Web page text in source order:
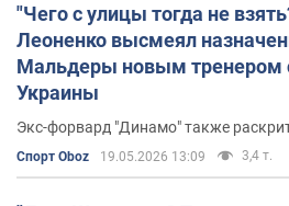
"Чего с улицы тогда не
Леоненко высмеял
Мальдеры новым тренером
Украины
Экс-форвард "Динамо" также
Спорт Oboz 19.05.2026 13:09 3,4 т.